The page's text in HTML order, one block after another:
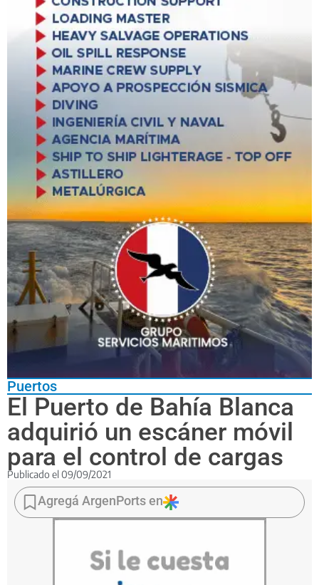
Puertos
El Puerto de Bahía Blanca
adquirió un escáner móvil
para el control de cargas
Publicado el 09/09/2021
equipo,
de
Agregá ArgenPorts en